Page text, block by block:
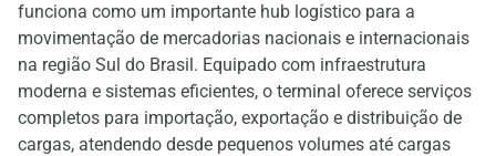
funciona como um importante hub logístico para a
movimentação de mercadorias nacionais e internacionais
na região Sul do Brasil. Equipado com infraestrutura
moderna e sistemas eficientes, o terminal oferece serviços
completos para importação, exportação e distribuição de
cargas, atendendo desde pequenos volumes até cargas